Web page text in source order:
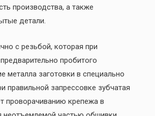
производства, а также
детали.
с резьбой, которая при
пробитого
металла заготовки в специально
правильной запрессовке зубчатая
проворачиванию крепежа в